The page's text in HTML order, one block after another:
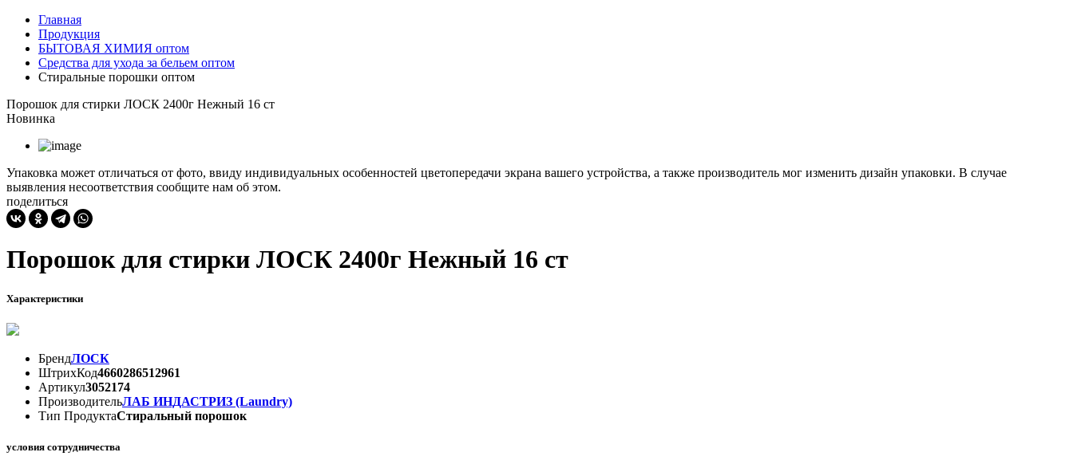
Главная
Продукция
БЫТОВАЯ ХИМИЯ оптом
Средства для ухода за бельем оптом
Стиральные порошки оптом
Порошок для стирки ЛОСК 2400г Нежный 16 ст
Новинка
Упаковка может отличаться от фото, ввиду индивидуальных особенностей цветопередачи экрана вашего устройства, а также производитель мог изменить дизайн упаковки. В случае
выявления несоответствия сообщите нам об этом.
поделиться
Порошок для стирки ЛОСК 2400г Нежный 16 ст
Характеристики
БрендЛОСК
ШтрихКод4660286512961
Артикул3052174
ПроизводительЛАБ ИНДАСТРИЗ (Laundry)
Тип ПродуктаСтиральный порошок
условия сотрудничества